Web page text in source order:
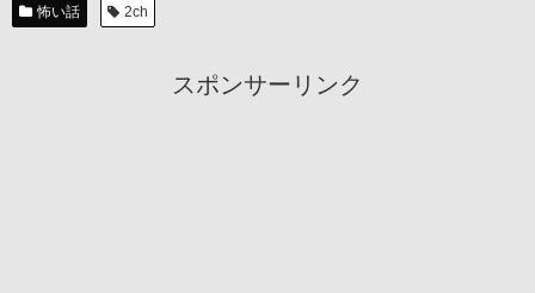
怖い話 2ch
スポンサーリンク